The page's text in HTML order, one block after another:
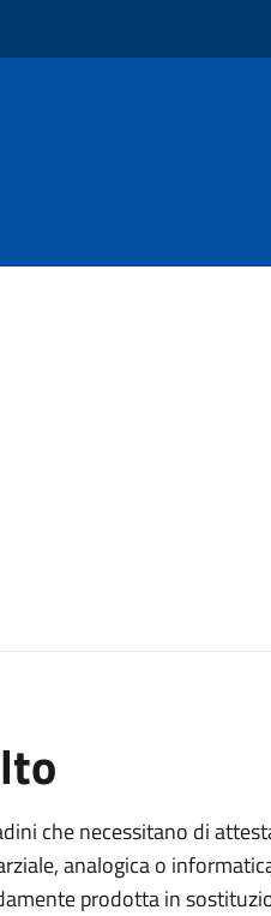
che necessitano di
analogica o
prodotta in